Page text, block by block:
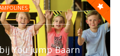
You Jump Baarn